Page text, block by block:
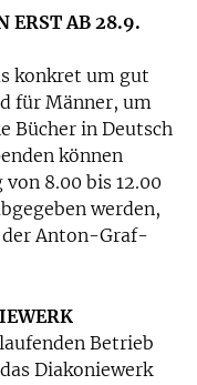
ERST AB 28.9.
konkret um gut
für Männer, um
Bücher in Deutsch
können
8.00 bis 12.00
werden,
der Anton-Graf-
Betrieb
Diakoniewerk